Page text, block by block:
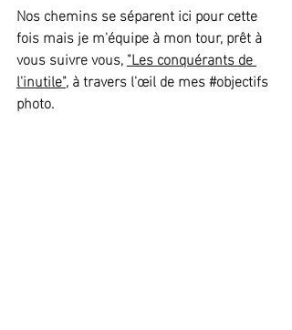
Nos chemins se séparent ici pour cette
fois mais je m'équipe à mon tour, prêt à
vous suivre vous, "Les conquérants de
l'inutile", à travers l'œil de mes #objectifs
photo.